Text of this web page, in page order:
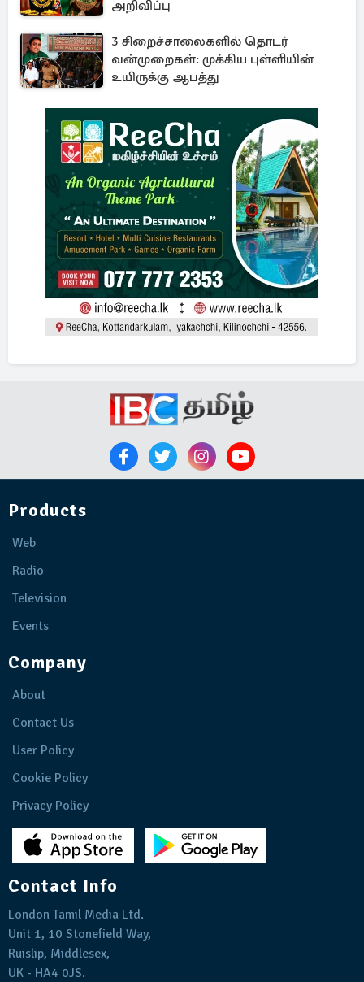
அறிவிப்பு
3 சிறைச்சாலைகளில் தொடர்
வன்முறைகள்: முக்கிய புள்ளியின்
உயிருக்கு ஆபத்து
Products
Web
Radio
Television
Events
Company
About
Contact Us
User Policy
Cookie Policy
Privacy Policy
Contact Info
London Tamil Media Ltd.
Unit 1, 10 Stonefield Way,
Ruislip, Middlesex,
UK - HA4 0JS.